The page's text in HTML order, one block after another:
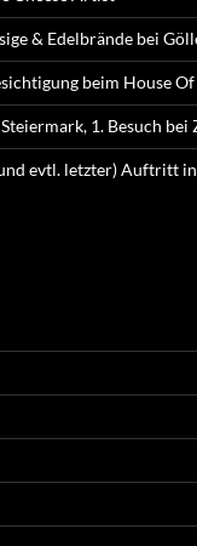
& Edelbrände bei
beim House
1. Besuch
evtl. letzter) Auftritt